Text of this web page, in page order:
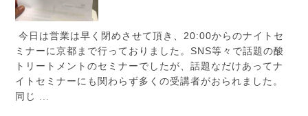
今日は営業は早く閉めさせて頂き、20:00からのナイトセ
ミナーに京都まで行っておりました。SNS等々で話題の酸
トリートメントのセミナーでしたが、話題なだけあってナ
イトセミナーにも関わらず多くの受講者がおられました。
同じ ...